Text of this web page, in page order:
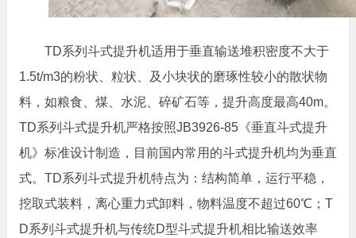
TD系列斗式提升机适用于垂直输送堆积密度不大于
1.5t/m3的粉状、粒状、及小块状的磨琢性较小的散状物
料，如粮食、煤、水泥、碎矿石等，提升高度最高40m。
TD系列斗式提升机严格按照JB3926-85《垂直斗式提升
机》标准设计制造，目前国内常用的斗式提升机均为垂直
式。TD系列斗式提升机特点为：结构简单，运行平稳，
挖取式装料，离心重力式卸料，物料温度不超过60℃；T
D系列斗式提升机与传统D型斗式提升机相比输送效率